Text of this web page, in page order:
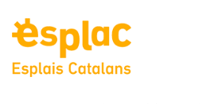
content